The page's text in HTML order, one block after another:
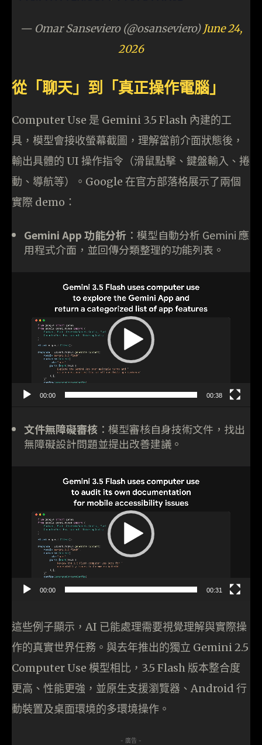
— Omar Sanseviero (@osanseviero) June 24,
2026
從「聊天」到「真正操作電腦」
Computer Use 是 Gemini 3.5 Flash 內建的工
具，模型會接收螢幕截圖，理解當前介面狀態後，
輸出具體的 UI 操作指令（滑鼠點擊、鍵盤輸入、捲
動、導航等）。Google 在官方部落格展示了兩個
實際 demo：
Gemini App 功能分析 ：模型自動分析 Gemini 應
用程式介面，並回傳分類整理的功能列表。
00:00 00:38
文件無障礙審核 ：模型審核自身技術文件，找出
無障礙設計問題並提出改善建議。
00:00 00:31
這些例子顯示，AI 已能處理需要視覺理解與實際操
作的真實世界任務。與去年推出的獨立 Gemini 2.5
Computer Use 模型相比，3.5 Flash 版本整合度
更高、性能更強，並原生支援瀏覽器、Android 行
動裝置及桌面環境的多環境操作。
- 廣告 -